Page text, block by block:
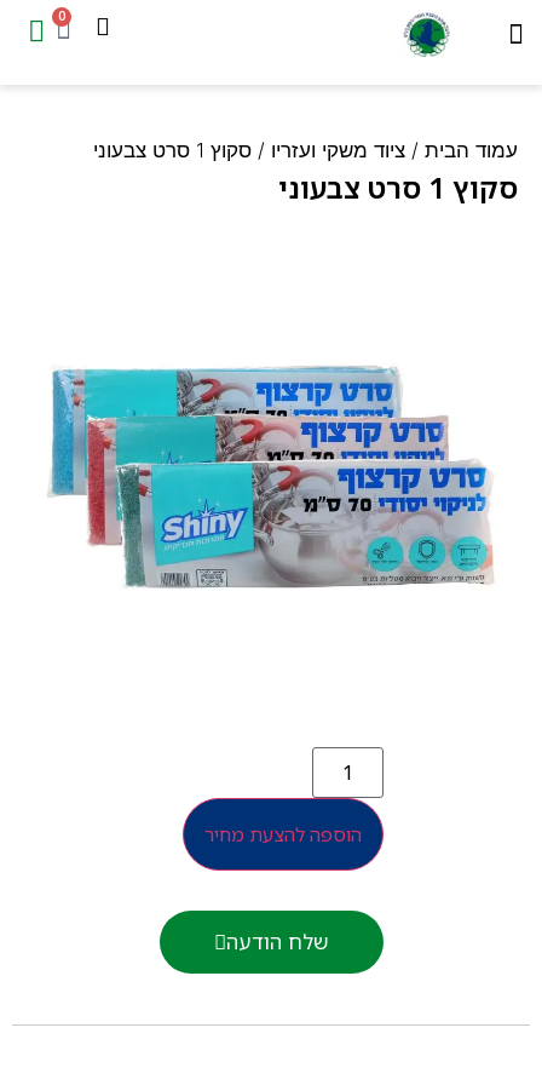
0
הבית /ציוד משקי ועזריו / סקוץ 1 סרט צבעוני
צבעוני
הוספה להצעת מחיר
שלח הודעה